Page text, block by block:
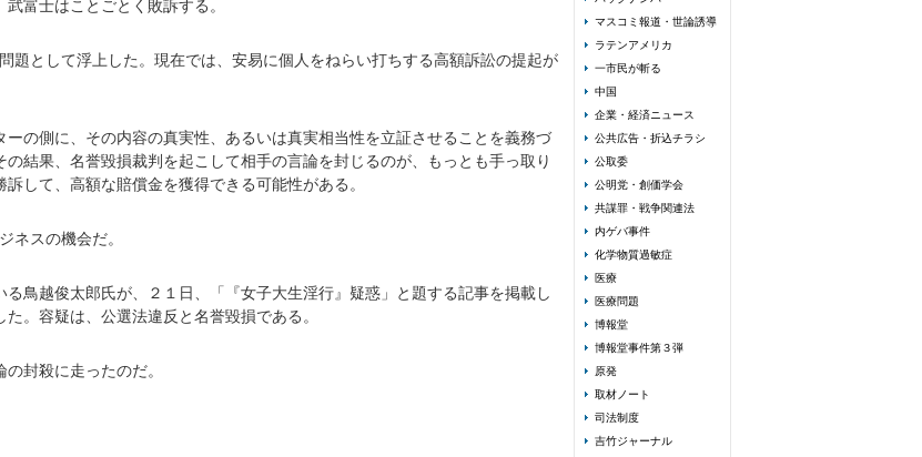
富士はことごとく敗訴する。
題として浮上した。現在では、安易に個人をねらい打ちする高額訴訟の提起が
の側に、その内容の真実性、あるいは真実相当性を立証させることを義務づ
結果、名誉毀損裁判を起こして相手の言論を封じるのが、もっとも手っ取り
して、高額な賠償金を獲得できる可能性がある。
ネスの機会だ。
鳥越俊太郎氏が、２１日、「『女子大生淫行』疑惑」と題する記事を掲載し
。容疑は、公選法違反と名誉毀損である。
封殺に走ったのだ。
マスコミ報道・世論誘導
ラテンアメリカ
一市民が斬る
中国
企業・経済ニュース
公共広告・折込チラシ
公取委
公明党・創価学会
共謀罪・戦争関連法
内ゲバ事件
化学物質過敏症
医療
医療問題
博報堂
博報堂事件第３弾
原発
取材ノート
司法制度
吉竹ジャーナル